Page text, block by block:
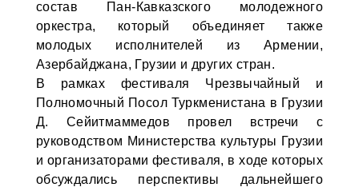
состав Пан-Кавказского молодежного
оркестра, который объединяет также
молодых исполнителей из Армении,
Азербайджана, Грузии и других стран.
В рамках фестиваля Чрезвычайный и
Полномочный Посол Туркменистана в Грузии
Д. Сейитмаммедов провел встречи с
руководством Министерства культуры Грузии
и организаторами фестиваля, в ходе которых
обсуждались перспективы дальнейшего